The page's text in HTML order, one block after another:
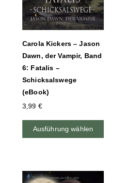
Carola Kickers – Jason
Dawn, der Vampir, Band
6: Fatalis –
Schicksalswege
(eBook)
3,99 €
Ausführung wählen